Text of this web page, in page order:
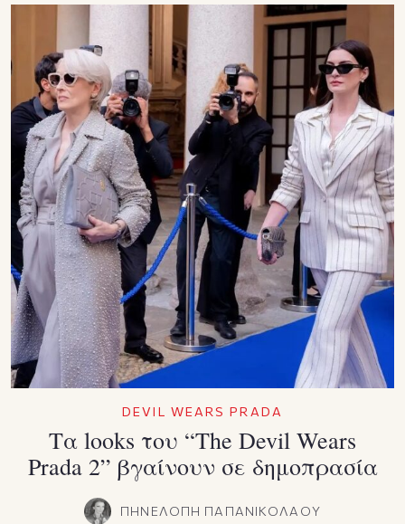
DEVIL WEARS PRADA
Τα looks του “The Devil Wears
Prada 2” βγαίνουν σε δημοπρασία
ΠΗΝΕΛΟΠΗ ΠΑΠΑΝΙΚΟΛΑΟΥ